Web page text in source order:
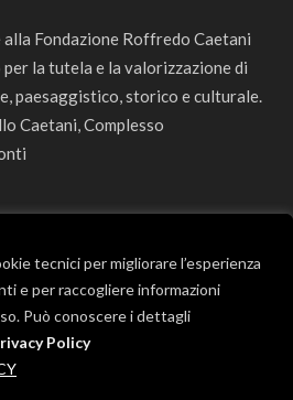
tecnici per migliorare l’esperienza
e per raccogliere informazioni
Può conoscere i dettagli
Policy
Fondazione Roffredo Caetani
la tutela e la valorizzazione di
paesaggistico, storico e culturale.
Caetani, Complesso